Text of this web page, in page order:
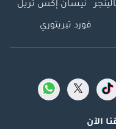
نيسان إكس تريل
فورد تيريتوري
الآن